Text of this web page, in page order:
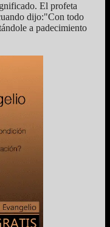
El profeta
dijo:"Con todo
a padecimiento